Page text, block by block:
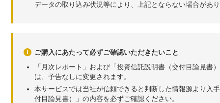
データの取り込み状況等により、上記とならない場合があ
ご購入にあたって必ずご確認いただきたいこと
「月次レポート」および「投資信託説明書（交付目論見
は、予告なしに変更されます。
本サービスでは当社が信頼できると判断した情報源より入
付目論見書）」の内容を必ずご確認ください。